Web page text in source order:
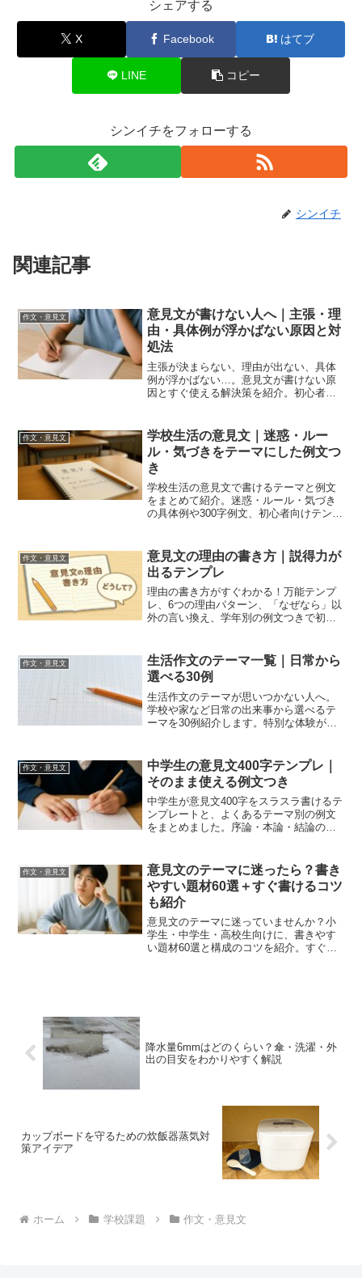
シェアする
X Facebook はてブ
LINE コピー
シンイチをフォローする
シンイチ
関連記事
作文・意見文
意見文が書けない人へ｜主張・理
由・具体例が浮かばない原因と対
処法
主張が決まらない、理由が出ない、具体
例が浮かばない…。意見文が書けない原
因とすぐ使える解決策を紹介。初心者で
作文・意見文
学校生活の意見文｜迷惑・ルー
ル・気づきをテーマにした例文つ
き
学校生活の意見文で書けるテーマと例文
をまとめて紹介。迷惑・ルール・気づき
の具体例や300字例文、初心者向けテンプ
作文・意見文
意見文の理由の書き方｜説得力が
出るテンプレ
理由の書き方がすぐわかる！万能テンプ
レ、6つの理由パターン、「なぜなら」以
外の言い換え、学年別の例文つきで初心
作文・意見文
生活作文のテーマ一覧｜日常から
選べる30例
生活作文のテーマが思いつかない人へ。
学校や家など日常の出来事から選べるテ
ーマを30例紹介します。特別な体験がな
作文・意見文
中学生の意見文400字テンプレ｜
そのまま使える例文つき
中学生が意見文400字をスラスラ書けるテ
ンプレートと、よくあるテーマ別の例文
をまとめました。序論・本論・結論の型
作文・意見文
意見文のテーマに迷ったら？書き
やすい題材60選＋すぐ書けるコツ
も紹介
意見文のテーマに迷っていませんか？小
学生・中学生・高校生向けに、書きやす
い題材60選と構成のコツを紹介。すぐ書
降水量6mmはどのくらい？傘・洗濯・外
出の目安をわかりやすく解説
カップボードを守るための炊飯器蒸気対
策アイデア
ホーム 学校課題 作文・意見文